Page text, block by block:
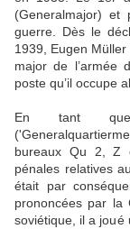
(Generalmajor) et
guerre. Dès le
1939, Eugen
major de l’armée
poste qu’il occupe
En tant
bureaux Qu 2, Z
pénales relatives
était par
prononcées par la
soviétique, il a joué